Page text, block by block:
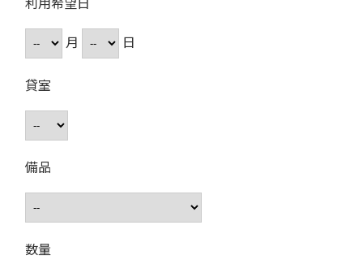
月
日
貸室
備品
数量